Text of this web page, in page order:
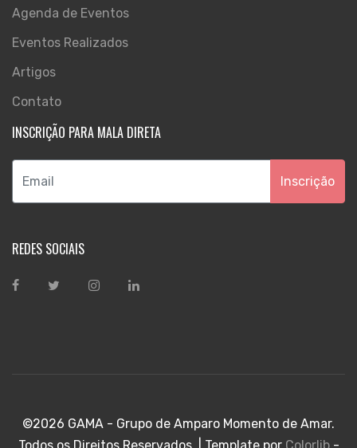
Agenda de Eventos
Eventos Realizados
Artigos
Contato
INSCRIÇÃO PARA MALA DIRETA
Inscrição
REDES SOCIAIS
©2026 GAMA - Grupo de Amparo Momento de Amar.